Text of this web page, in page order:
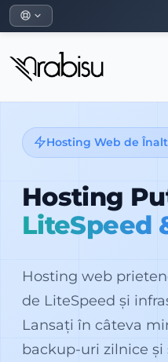
Hosting Web de
Hosting
LiteSpeed
Hosting web
de LiteSpeed și
Lansați în câteva
backup-uri zilnice și